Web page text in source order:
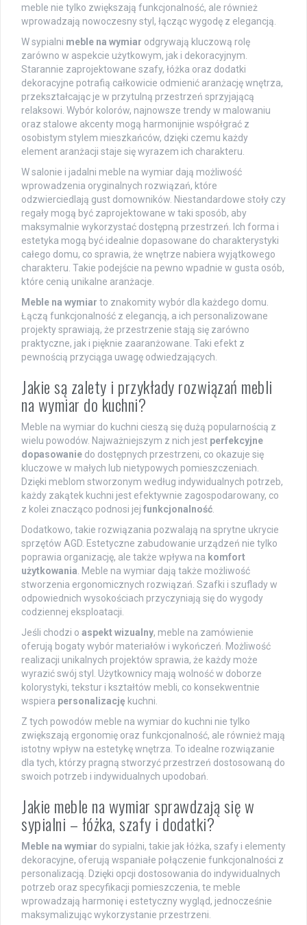
meble nie tylko zwiększają funkcjonalność, ale również
wprowadzają nowoczesny styl, łącząc wygodę z elegancją.
W sypialni meble na wymiar odgrywają kluczową rolę
zarówno w aspekcie użytkowym, jak i dekoracyjnym.
Starannie zaprojektowane szafy, łóżka oraz dodatki
dekoracyjne potrafią całkowicie odmienić aranżację wnętrza,
przekształcając je w przytulną przestrzeń sprzyjającą
relaksowi. Wybór kolorów, najnowsze trendy w malowaniu
oraz stalowe akcenty mogą harmonijnie współgrać z
osobistym stylem mieszkańców, dzięki czemu każdy
element aranżacji staje się wyrazem ich charakteru.
W salonie i jadalni meble na wymiar dają możliwość
wprowadzenia oryginalnych rozwiązań, które
odzwierciedlają gust domowników. Niestandardowe stoły czy
regały mogą być zaprojektowane w taki sposób, aby
maksymalnie wykorzystać dostępną przestrzeń. Ich forma i
estetyka mogą być idealnie dopasowane do charakterystyki
całego domu, co sprawia, że wnętrze nabiera wyjątkowego
charakteru. Takie podejście na pewno wpadnie w gusta osób,
które cenią unikalne aranżacje.
Meble na wymiar to znakomity wybór dla każdego domu.
Łączą funkcjonalność z elegancją, a ich personalizowane
projekty sprawiają, że przestrzenie stają się zarówno
praktyczne, jak i pięknie zaaranżowane. Taki efekt z
pewnością przyciąga uwagę odwiedzających.
Jakie są zalety i przykłady rozwiązań mebli
na wymiar do kuchni?
Meble na wymiar do kuchni cieszą się dużą popularnością z
wielu powodów. Najważniejszym z nich jest perfekcyjne
dopasowanie do dostępnych przestrzeni, co okazuje się
kluczowe w małych lub nietypowych pomieszczeniach.
Dzięki meblom stworzonym według indywidualnych potrzeb,
każdy zakątek kuchni jest efektywnie zagospodarowany, co
z kolei znacząco podnosi jej funkcjonalność
Dodatkowo, takie rozwiązania pozwalają na sprytne ukrycie
sprzętów AGD. Estetyczne zabudowanie urządzeń nie tylko
poprawia organizację, ale także wpływa na komfort
użytkowania . Meble na wymiar dają także możliwość
stworzenia ergonomicznych rozwiązań. Szafki i szuflady w
odpowiednich wysokościach przyczyniają się do wygody
codziennej eksploatacji.
Jeśli chodzi o aspekt wizualny, meble na zamówienie
oferują bogaty wybór materiałów i wykończeń. Możliwość
realizacji unikalnych projektów sprawia, że każdy może
wyrazić swój styl. Użytkownicy mają wolność w doborze
kolorystyki, tekstur i kształtów mebli, co konsekwentnie
wspiera personalizację kuchni.
Z tych powodów meble na wymiar do kuchni nie tylko
zwiększają ergonomię oraz funkcjonalność, ale również mają
istotny wpływ na estetykę wnętrza. To idealne rozwiązanie
dla tych, którzy pragną stworzyć przestrzeń dostosowaną do
swoich potrzeb i indywidualnych upodobań.
Jakie meble na wymiar sprawdzają się w
sypialni – łóżka, szafy i dodatki?
Meble na wymiar do sypialni, takie jak łóżka, szafy i elementy
dekoracyjne, oferują wspaniałe połączenie funkcjonalności z
personalizacją. Dzięki opcji dostosowania do indywidualnych
potrzeb oraz specyfikacji pomieszczenia, te meble
wprowadzają harmonię i estetyczny wygląd, jednocześnie
maksymalizując wykorzystanie przestrzeni.